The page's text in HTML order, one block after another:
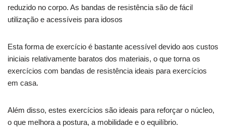
reduzido no corpo. As bandas de resistência são de fácil
utilização e acessíveis para idosos
Esta forma de exercício é bastante acessível devido aos custos
iniciais relativamente baratos dos materiais, o que torna os
exercícios com bandas de resistência ideais para exercícios
em casa.
Além disso, estes exercícios são ideais para reforçar o núcleo,
o que melhora a postura, a mobilidade e o equilíbrio.